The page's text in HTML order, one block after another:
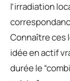
l’irradiation
Connaître ces
idée en actif
durée le